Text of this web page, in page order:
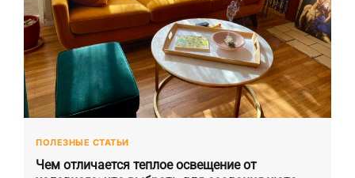
ПОЛЕЗНЫЕ СТАТЬИ
Чем отличается теплое освещение от